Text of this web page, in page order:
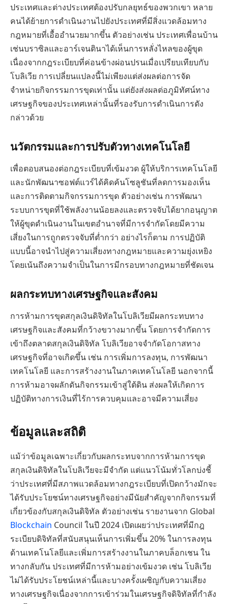
ประเทศและต่างประเทศต้องปรับกลยุทธ์ของพวกเขา หลาย
คนได้ย้ายการดำเนินงานไปยังประเทศที่มีสิ่งแวดล้อมทาง
กฎหมายที่เอื้ออำนวยมากขึ้น ตัวอย่างเช่น ประเทศเพื่อนบ้าน
เช่นบราซิลและอาร์เจนตินาได้เห็นการหลั่งไหลของผู้ขุด
เนื่องจากกฎระเบียบที่ค่อนข้างผ่อนปรนเมื่อเปรียบเทียบกับ
โบลิเวีย การเปลี่ยนแปลงนี้ไม่เพียงแต่ส่งผลต่อการจัด
จำหน่ายกิจกรรมการขุดเท่านั้น แต่ยังส่งผลต่อภูมิทัศน์ทาง
เศรษฐกิจของประเทศเหล่านั้นที่รองรับการดำเนินการดัง
กล่าวด้วย
นวัตกรรมและการปรับตัวทางเทคโนโลยี
เพื่อตอบสนองต่อกฎระเบียบที่เข้มงวด ผู้ให้บริการเทคโนโลยี
และนักพัฒนาซอฟต์แวร์ได้คิดค้นโซลูชันที่ลดการมองเห็น
และการติดตามกิจกรรมการขุด ตัวอย่างเช่น การพัฒนา
ระบบการขุดที่ใช้พลังงานน้อยลงและตรวจจับได้ยากอนุญาต
ให้ผู้ขุดดำเนินงานในเขตอำนาจที่มีการจำกัดโดยมีความ
เสี่ยงในการถูกตรวจจับที่ต่ำกว่า อย่างไรก็ตาม การปฏิบัติ
แบบนี้อาจนำไปสู่ความเสี่ยงทางกฎหมายและความยุ่งเหยิง
โดยเน้นถึงความจำเป็นในการมีกรอบทางกฎหมายที่ชัดเจน
ผลกระทบทางเศรษฐกิจและสังคม
การห้ามการขุดสกุลเงินดิจิทัลในโบลิเวียมีผลกระทบทาง
เศรษฐกิจและสังคมที่กว้างขวางมากขึ้น โดยการจำกัดการ
เข้าถึงตลาดสกุลเงินดิจิทัล โบลิเวียอาจจำกัดโอกาสทาง
เศรษฐกิจที่อาจเกิดขึ้น เช่น การเพิ่มการลงทุน, การพัฒนา
เทคโนโลยี และการสร้างงานในภาคเทคโนโลยี นอกจากนี้
การห้ามอาจผลักดันกิจกรรมเข้าสู่ใต้ดิน ส่งผลให้เกิดการ
ปฏิบัติทางการเงินที่ไร้การควบคุมและอาจมีความเสี่ยง
ข้อมูลและสถิติ
แม้ว่าข้อมูลเฉพาะเกี่ยวกับผลกระทบจากการห้ามการขุด
สกุลเงินดิจิทัลในโบลิเวียจะมีจำกัด แต่แนวโน้มทั่วโลกบ่งชี้
ว่าประเทศที่มีสภาพแวดล้อมทางกฎระเบียบที่เปิดกว้างมักจะ
ได้รับประโยชน์ทางเศรษฐกิจอย่างมีนัยสำคัญจากกิจกรรมที่
เกี่ยวข้องกับสกุลเงินดิจิทัล ตัวอย่างเช่น รายงานจาก Global
Blockchain Council ในปี 2024 เปิดเผยว่าประเทศที่มีกฎ
ระเบียบดิจิทัลที่สนับสนุนเห็นการเพิ่มขึ้น 20% ในการลงทุน
ด้านเทคโนโลยีและเพิ่มการสร้างงานในภาคบล็อกเชน ใน
ทางกลับกัน ประเทศที่มีการห้ามอย่างเข้มงวด เช่น โบลิเวีย
ไม่ได้รับประโยชน์เหล่านี้และบางครั้งเผชิญกับความเสี่ยง
ทางเศรษฐกิจเนื่องจากการเข้าร่วมในเศรษฐกิจดิจิทัลที่กำลัง